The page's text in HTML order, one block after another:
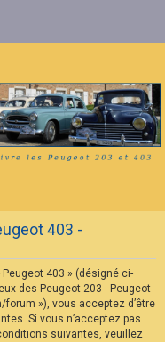
403 -
403 » (désigné ci-
des Peugeot 203 - Peugeot
»), vous acceptez d’être
Si vous n’acceptez pas
suivantes, veuillez